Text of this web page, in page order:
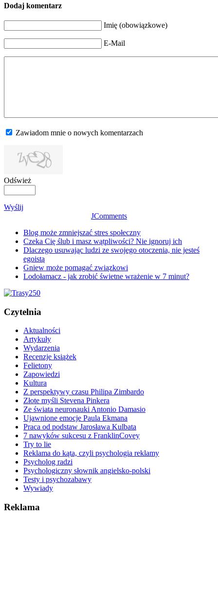
Dodaj komentarz
Imię (obowiązkowe)
E-Mail
Zawiadom mnie o nowych komentarzach
Odśwież
Wyślij
JComments
Blog może zmniejszać stres społeczny
Czeka Cię ślub i masz wątpliwości? Nie ignoruj ich
Dlaczego usuwając ludzi ze swojego otoczenia, nie jesteś
egoistą
Gniew może pomagać związkowi
Lodołamacz - jak zrobić świetne wrażenie w 7 minut?
Czytelnia
Aktualności
Artykuły
Wydarzenia
Recenzje książek
Felietony
Zapowiedzi
Kultura
Z perspektywy czasu Philipa Zimbardo
Złote myśli Stevena Pinkera
Ze świata neuronauki Antonio Damasio
Ujawnione emocje Paula Ekmana
Praca od podstaw Jarosława Kulbata
7 nawyków sukcesu z FranklinCovey
Try to lie
Reklama do kąta, czyli psychologia reklamy
Psycholog radzi
Psychologiczny słownik angielsko-polski
Testy i psychozabawy
Wywiady
Reklama